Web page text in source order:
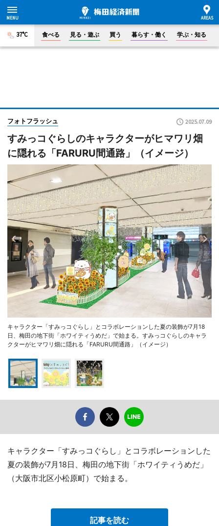
37°C 食べる 見る・遊ぶ 買う 暮らす・働く 学ぶ・知る
フォトフラッシュ 2025.07.09
すみっコぐらしのキャラクターがヒマワリ畑
に隠れる「FARURU間通路」（イメージ）
キャラクター「すみっコぐらし」とコラボレーションした夏の装飾が7月18
日、梅田の地下街「ホワイティうめだ」で始まる。すみっコぐらしのキャラ
クターがヒマワリ畑に隠れる「FARURU間通路」（イメージ）
キャラクター「すみっコぐらし」とコラボレーションした
夏の装飾が7月18日、梅田の地下街「ホワイティうめだ」
（大阪市北区小松原町）で始まる。
記事を読む